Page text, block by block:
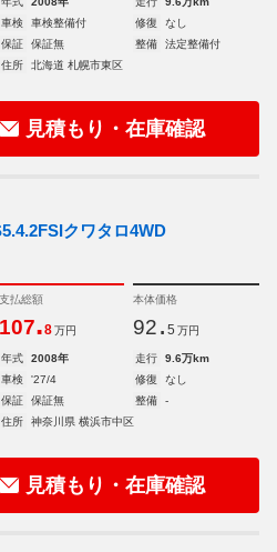
車検
車検整備付 修復
なし
保証
保証無 整備
法定整備付
住所
北海道 札幌市東区
見積もり・在庫確認
クワタロ4WD
支払総額
107.8 万円
本体価格
92. 5 万円
年式 2008年 走行
9.6万km
車検
'27/4 修復
なし
保証
保証無 整備
-
住所
神奈川県 横浜市中区
見積もり・在庫確認